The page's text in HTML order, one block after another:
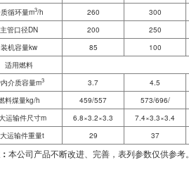
循环量m3/h 260 300
主管口径DN
200 250
装机容量kw
85 100
适用燃料
介质容量m3 3.7 4.5
料煤量kg/h
459/557 573/696/
运输件尺寸m
6.8×3.2×3.3 7.4×3.3×3.4
运输件重量t
29 37
本公司产品不断改进、完善，表列参数仅供参考。